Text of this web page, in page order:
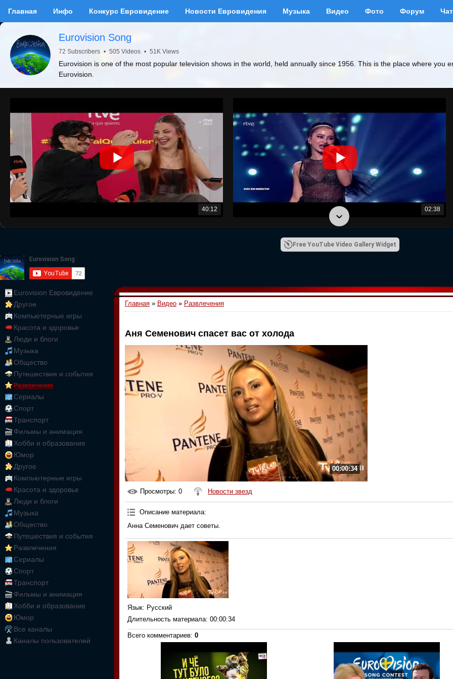
Главная Инфо Конкурс Евровидение Новости Евровидения Музыка Видео Фото Форум Чат
Eurovision Song
72 Subscribers • 505 Videos • 51K Views
Eurovision is one of the most popular television shows in the world, held annually since 1956. This is the place where you
Eurovision.
40:12 02:38
01:09:10
Free YouTube Video Gallery Widget
Eurovision Евровидение
Другое
Компьютерные игры
Красота и здоровье
Люди и блоги
Музыка
Общество
Путешествия и события
Развлечения
Сериалы
Спорт
Транспорт
Фильмы и анимация
Хобби и образование
Юмор
Другое
Компьютерные игры
Красота и здоровье
Люди и блоги
Музыка
Общество
Путешествия и события
Развлечения
Сериалы
Спорт
Транспорт
Фильмы и анимация
Хобби и образование
Юмор
Все каналы
Каналы пользователей
Главная » Видео » Развлечения
Аня Семенович спасет вас от холода
00:00:34
Просмотры: 0 Новости звезд
Описание материала:
Анна Семенович дает советы.
Язык: Русский
Длительность материала: 00:00:34
Всего комментариев: 0